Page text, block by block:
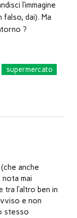
l’immagine
falso, dai). Ma
?
supermercato
anche
mai
tra l’altro ben in
e non
stesso